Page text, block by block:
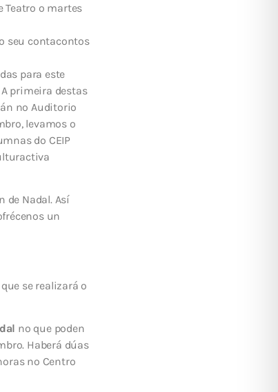
Teatro o martes
seu contacontos
para este
primeira destas
no Auditorio
levamos o
do CEIP
de Nadal. Así
un
se realizará o
no que poden
Haberá dúas
no Centro